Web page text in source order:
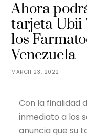
MARCH 23, 2022
Ahora
tarjeta Ubii
los
Venezuela
Con la finalidad
inmediato a los
anuncia que su